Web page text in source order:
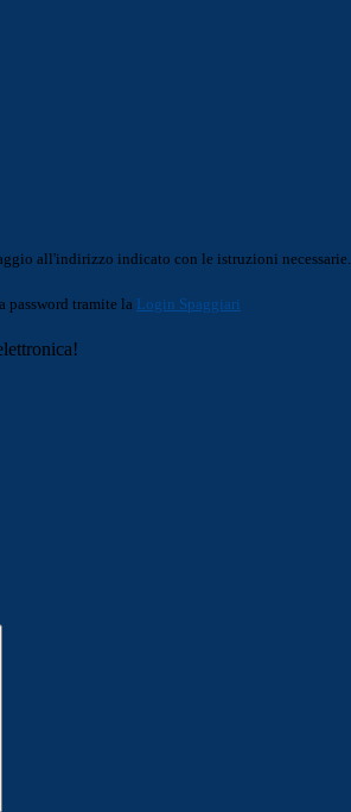
all'indirizzo indicato con le istruzioni necessarie.
password tramite la Login Spaggiari